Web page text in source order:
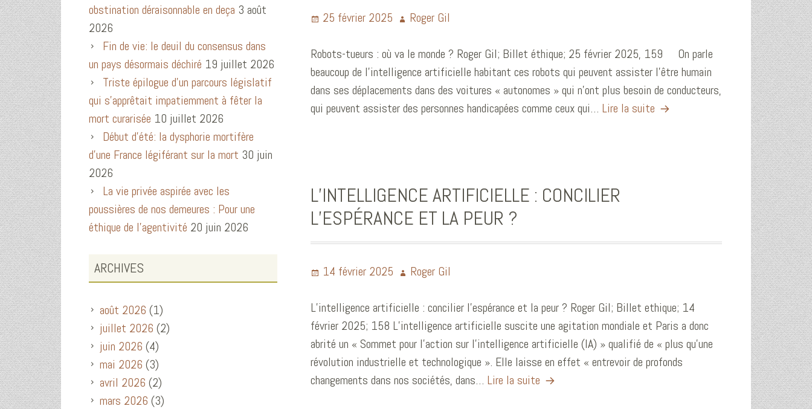
25 février 2025 Roger Gil
Robots-tueurs : où va le monde ? Roger Gil; Billet éthique; 25 février 2025, 159 On parle
beaucoup de l’intelligence artificielle habitant ces robots qui peuvent assister l’être humain
dans ses déplacements dans des voitures « autonomes » qui n’ont plus besoin de conducteurs,
qui peuvent assister des personnes handicapées comme ceux qui… Lire la suite
L’INTELLIGENCE ARTIFICIELLE : CONCILIER
L’ESPÉRANCE ET LA PEUR ?
14 février 2025 Roger Gil
L’intelligence artificielle : concilier l’espérance et la peur ? Roger Gil; Billet ethique; 14
février 2025; 158 L’intelligence artificielle suscite une agitation mondiale et Paris a donc
abrité un « Sommet pour l’action sur l’intelligence artificielle (IA) » qualifié de « plus qu’une
révolution industrielle et technologique ». Elle laisse en effet « entrevoir de profonds
changements dans nos sociétés, dans… Lire la suite
obstination déraisonnable en deça 3 août
2026
Fin de vie: le deuil du consensus dans
un pays désormais déchiré 19 juillet 2026
Triste épilogue d’un parcours législatif
qui s’apprêtait impatiemment à fêter la
mort curarisée 10 juillet 2026
Début d’été: la dysphorie mortifère
d’une France légiférant sur la mort 30 juin
2026
La vie privée aspirée avec les
poussières de nos demeures : Pour une
éthique de l’agentivité 20 juin 2026
ARCHIVES
août 2026 (1)
juillet 2026 (2)
juin 2026 (4)
mai 2026 (3)
avril 2026 (2)
mars 2026 (3)